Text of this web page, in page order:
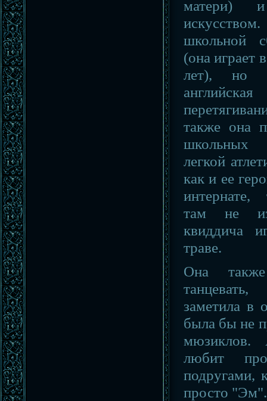
матери) и
школьной
(она играет
лет), но
также она
школьных
легкой
как и ее
интернате,
там не
квиддича
траве.
Она
заметила в
была бы не
любит
подругами,
просто "Эм".